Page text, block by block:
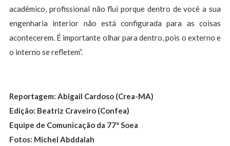
acadêmico, profissional não flui porque dentro de você a sua
engenharia interior não está configurada para as coisas
acontecerem. É importante olhar para dentro, pois o externo e
o interno se refletem”.
Reportagem: Abigail Cardoso (Crea-MA)
Edição: Beatriz Craveiro (Confea)
Equipe de Comunicação da 77ª Soea
Fotos: Michel Abddalah